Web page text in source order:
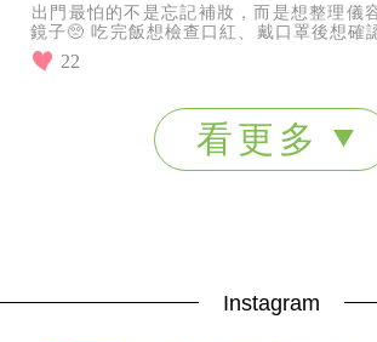
出門最怕的不是忘記補妝，而是想整理儀
鏡子🥺 吃完飯想檢查口紅、戴口罩後想確
或補擦防曬，有一面隨身鏡真的方便很多！
22
看更多
Instagram